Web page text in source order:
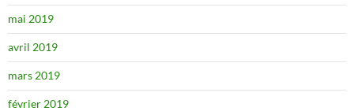
mai 2019
avril 2019
mars 2019
février 2019